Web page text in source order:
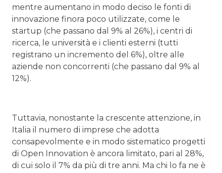
mentre aumentano in modo deciso le fonti di
innovazione finora poco utilizzate, come le
startup (che passano dal 9% al 26%), i centri di
ricerca, le università e i clienti esterni (tutti
registrano un incremento del 6%), oltre alle
aziende non concorrenti (che passano dal 9% al
12%).
Tuttavia, nonostante la crescente attenzione, in
Italia il numero di imprese che adotta
consapevolmente e in modo sistematico progetti
di Open Innovation è ancora limitato, pari al 28%,
di cui solo il 7% da più di tre anni. Ma chi lo fa ne è